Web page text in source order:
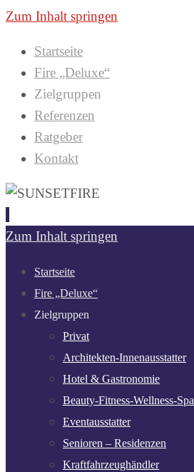
Zum Inhalt springen
Startseite
Fire „Deluxe“
Zielgruppen
Referenzen
Ratgeber
Kontakt
Zum Inhalt springen
Startseite
Fire „Deluxe“
Zielgruppen
Privat
Architekten-Innenausstatter
Hotel & Gastronomie
Beauty-Fitness-Wellness-Spa
Eventausstatter
Senioren – Residenzen
Kraftfahrzeughändler